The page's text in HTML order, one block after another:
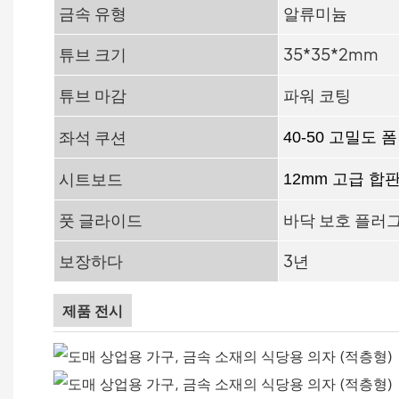
금속 유형
알류미늄
튜브 크기
35*35*2mm
튜브 마감
파워 코팅
좌석 쿠션 40-50 고밀도 폼
시트보드 12mm 고급 합
풋 글라이드
바닥 보호 플러
보장하다
3년
제품 전시